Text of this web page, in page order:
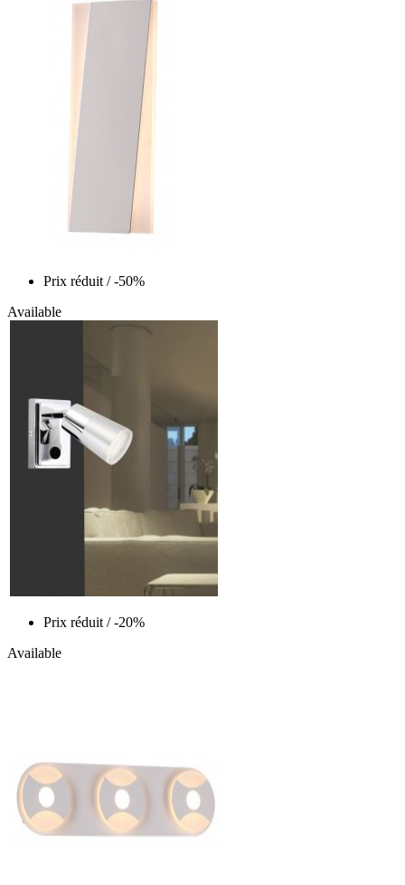
Prix réduit / -50%
Available
Prix réduit / -20%
Available